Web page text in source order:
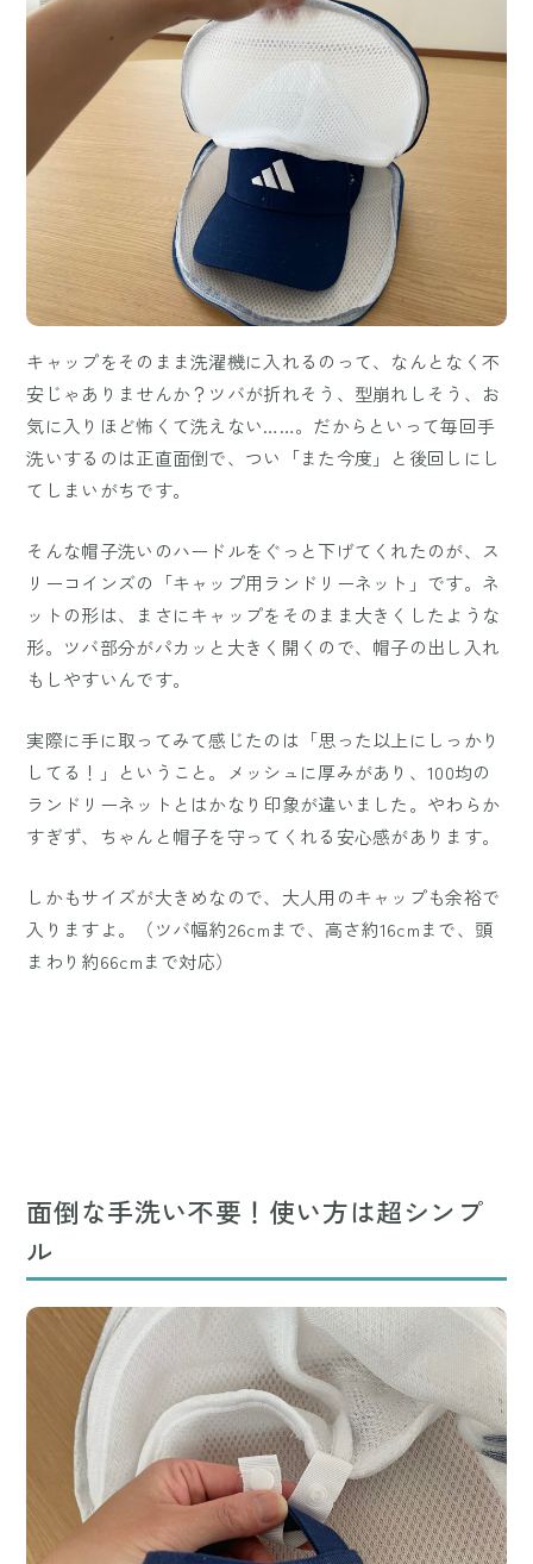
キャップをそのまま洗濯機に入れるのって、なんとなく不
安じゃありませんか？ツバが折れそう、型崩れしそう、お
気に入りほど怖くて洗えない……。だからといって毎回手
洗いするのは正直面倒で、つい「また今度」と後回しにし
てしまいがちです。
そんな帽子洗いのハードルをぐっと下げてくれたのが、ス
リーコインズの「キャップ用ランドリーネット」です。ネ
ットの形は、まさにキャップをそのまま大きくしたような
形。ツバ部分がパカッと大きく開くので、帽子の出し入れ
もしやすいんです。
実際に手に取ってみて感じたのは「思った以上にしっかり
してる！」ということ。メッシュに厚みがあり、100均の
ランドリーネットとはかなり印象が違いました。やわらか
すぎず、ちゃんと帽子を守ってくれる安心感があります。
しかもサイズが大きめなので、大人用のキャップも余裕で
入りますよ。（ツバ幅約26cmまで、高さ約16cmまで、頭
まわり約66cmまで対応）
面倒な手洗い不要！使い方は超シンプ
ル